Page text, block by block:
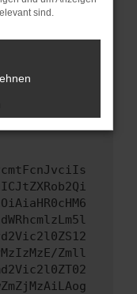
nicht mehr
versucht
Du kannst
bei der
Zmll
sind.